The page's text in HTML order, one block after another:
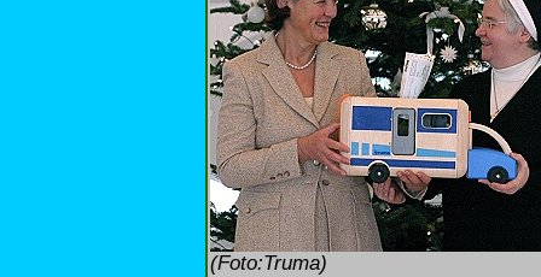
(Foto:Truma)